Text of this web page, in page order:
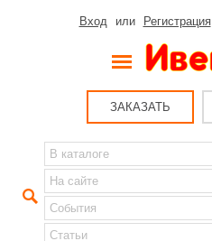
Вход или Регистрация
ЗАКАЗАТЬ